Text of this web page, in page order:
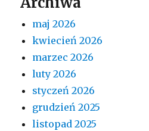
maj 2026
kwiecień 2026
marzec 2026
luty 2026
styczeń 2026
grudzień 2025
listopad 2025